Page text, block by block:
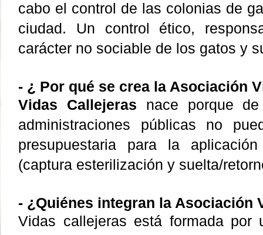
cabo el control de las colonias de
ciudad. Un control ético,
carácter no sociable de los gatos y
- ¿ Por qué se crea la Asociación
Vidas Callejeras nace porque
administraciones públicas no
presupuestaria para la
(captura esterilización y suelta/
- ¿Quiénes integran la Asociación
Vidas callejeras está formada por